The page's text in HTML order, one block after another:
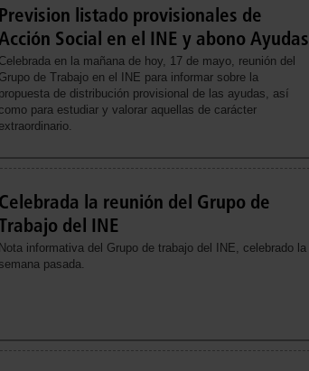
Prevision listado provisionales de
Social en el INE y abono Ayudas
Celebrada en la mañana de hoy, 17 de mayo, reunión del
Grupo de Trabajo en el INE para informar sobre la
propuesta de distribución provisional de las ayudas, así
como para estudiar y valorar aquellas de carácter
extraordinario.
Celebrada la reunión del Grupo de
del INE
Nota informativa del Grupo de trabajo del INE, celebrado la
semana pasada.